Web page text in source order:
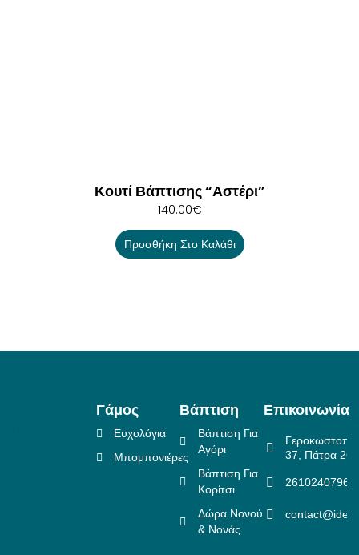
Κουτί Βάπτισης “Αστέρι”
140.00€
Προσθήκη Στο Καλάθι
Γάμος
Ευχολόγια
Μπομπονιέρες
Βάπτιση
Βάπτιση Για
Αγόρι
Βάπτιση Για
Κορίτσι
Δώρα Νονού
& Νονάς
Επικοινωνία
37, Πάτρα
2610240796